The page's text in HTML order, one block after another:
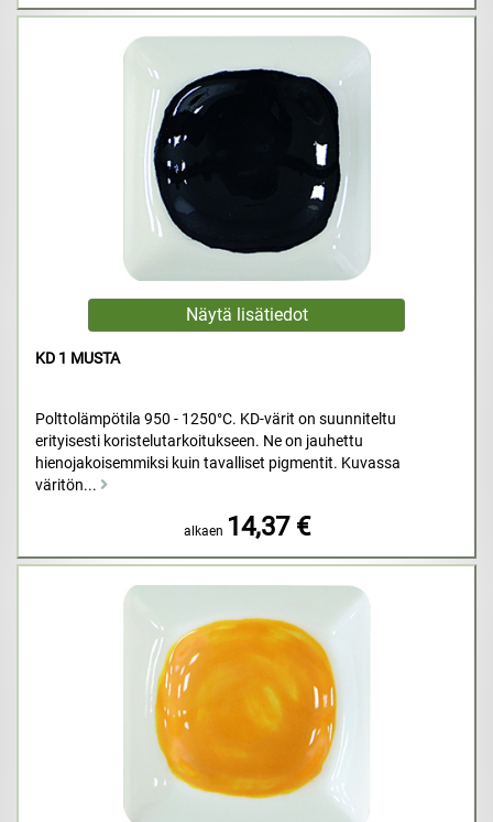
KD 1 MUSTA
Polttolämpötila 950 - 1250°C. KD-värit on suunniteltu
erityisesti koristelutarkoitukseen. Ne on jauhettu
hienojakoisemmiksi kuin tavalliset pigmentit. Kuvassa
väritön...
alkaen 14,37 €